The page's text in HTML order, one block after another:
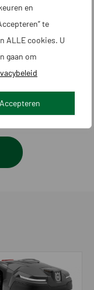
en
te
ALLE cookies. U
gaan om
Accepteren
15
15
Onbeperkt
Ja